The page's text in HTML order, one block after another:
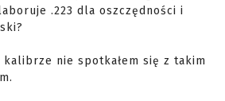
.223 dla oszczędności i
kalibrze nie spotkałem się z takim